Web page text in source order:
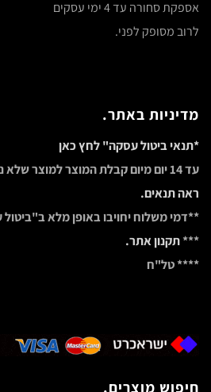
אספקת סחורה עד 4 ימי עסקים
לרוב מסופק לפני.
מדיניות באתר.
*תנאי ביטול עסקה" לחץ כאן
עד 14 יום מיום קבלת המוצר למוצר שלא נפתח מאריזתו המקורית
ראה תנאים.
**דמי משלוח יחויבו באופן מלא
***תקנון אתר.
**** טל"ח
חיפוש מוצרים.